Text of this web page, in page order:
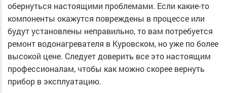
обернуться настоящими проблемами. Если какие-то
компоненты окажутся повреждены в процессе или
будут установлены неправильно, то вам потребуется
ремонт водонагревателя в Куровском, но уже по более
высокой цене. Следует доверить все это настоящим
профессионалам, чтобы как можно скорее вернуть
прибор в эксплуатацию.